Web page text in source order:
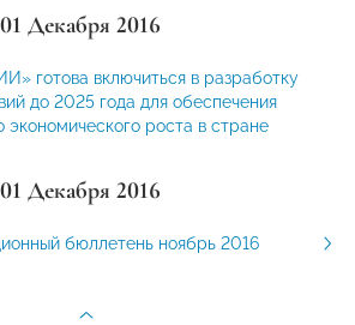
01 Декабря 2016
готова включиться в разработку
до 2025 года для обеспечения
экономического роста в стране
01 Декабря 2016
бюллетень ноябрь 2016